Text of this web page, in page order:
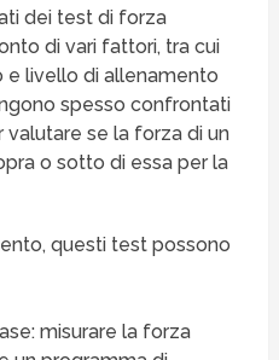
dei test di forza
di vari fattori, tra cui
e livello di allenamento
spesso confrontati
se la forza di un
o sotto di essa per la
questi test possono
misurare la forza